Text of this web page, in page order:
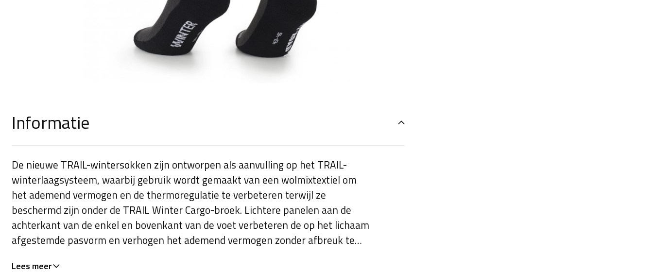
Informatie
De nieuwe TRAIL-wintersokken zijn ontworpen als aanvulling op het TRAIL-
winterlaagsysteem, waarbij gebruik wordt gemaakt van een wolmixtextiel om
het ademend vermogen en de thermoregulatie te verbeteren terwijl ze
beschermd zijn onder de TRAIL Winter Cargo-broek. Lichtere panelen aan de
achterkant van de enkel en bovenkant van de voet verbeteren de op het lichaam
afgestemde pasvorm en verhogen het ademend vermogen zonder afbreuk te
Lees meer